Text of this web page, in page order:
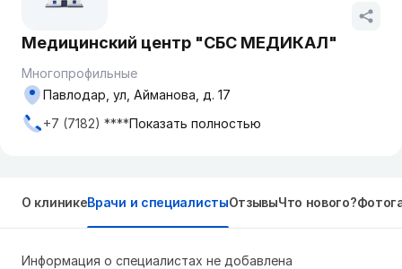
Медицинский центр "СБС МЕДИКАЛ"
Многопрофильные
Павлодар, ул, Айманова, д. 17
+7 (7182) ****Показать полностью
О клиникеВрачи и специалистыОтзывыЧто нового?
Информация о специалистах не добавлена